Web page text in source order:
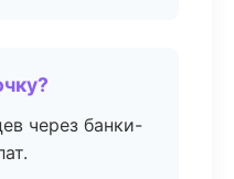
через банки-